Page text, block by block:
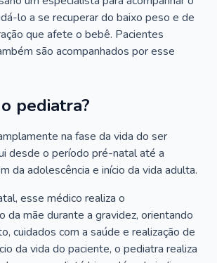
lo a se recuperar do baixo peso e de
que afete o bebê. Pacientes
são acompanhados por esse
pediatra?
na fase da vida do ser
desde o período pré-natal até a
da adolescência e início da vida adulta.
esse médico realiza o
da mãe durante a gravidez, orientando
cuidados com a saúde e realização de
da vida do paciente, o pediatra realiza